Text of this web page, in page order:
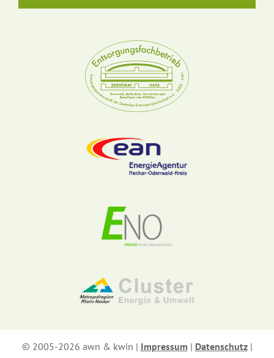
© 2005-2026 awn & kwin | Impressum | Datenschutz|